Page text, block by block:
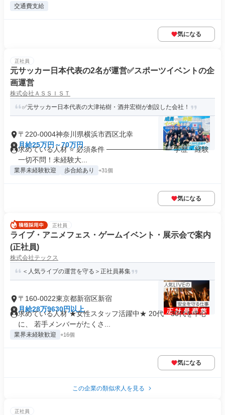
交通費支給
気になる
正社員
元サッカー日本代表の2名が運営✅スポーツイベントの企
画運営
株式会社ＡＳＳＩＳＴ
✅️元サッカー日本代表の大津祐樹・酒井宏樹が創設した会社！
〒220-0004神奈川県横浜市西区北幸
月給25万円～70万円
求めている人材 ⭐ 必須条件 ───────────── 学歴・経験
一切不問！未経験大...
業界未経験歓迎 歩合給あり +31個
気になる
正社員
ライブ・アニメフェス・ゲームイベント・展示会で案内
(正社員)
株式会社テックス
＜人気ライブの運営を守る＞正社員募集
〒160-0022東京都新宿区新宿
月給28万9630円以上
求めている人材 ★女性スタッフ活躍中★ 20代・30代を中心
に、 若手メンバーがたくさ...
業界未経験歓迎 +16個
気になる
この企業の類似求人を見る
正社員